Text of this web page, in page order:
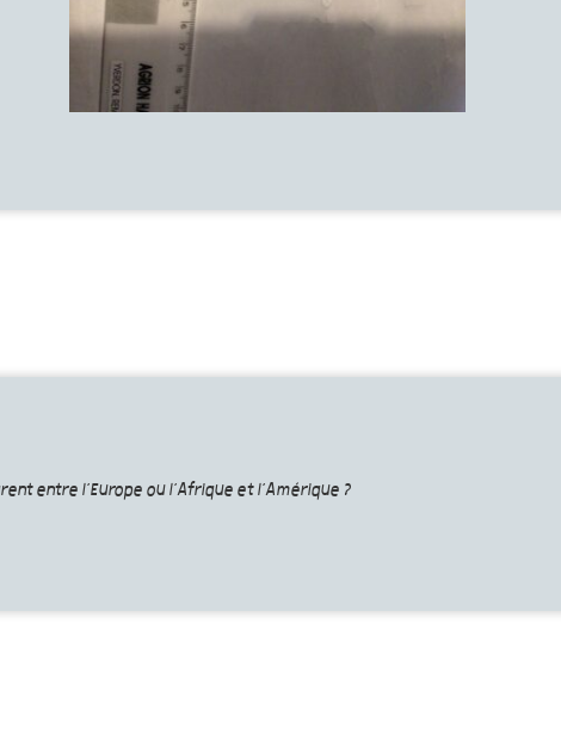
entre l’Europe ou l’Afrique et l’Amérique ?